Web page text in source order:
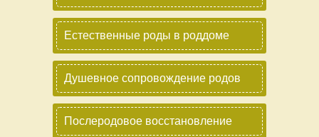
Естественные роды в роддоме
Душевное сопровождение родов
Послеродовое восстановление